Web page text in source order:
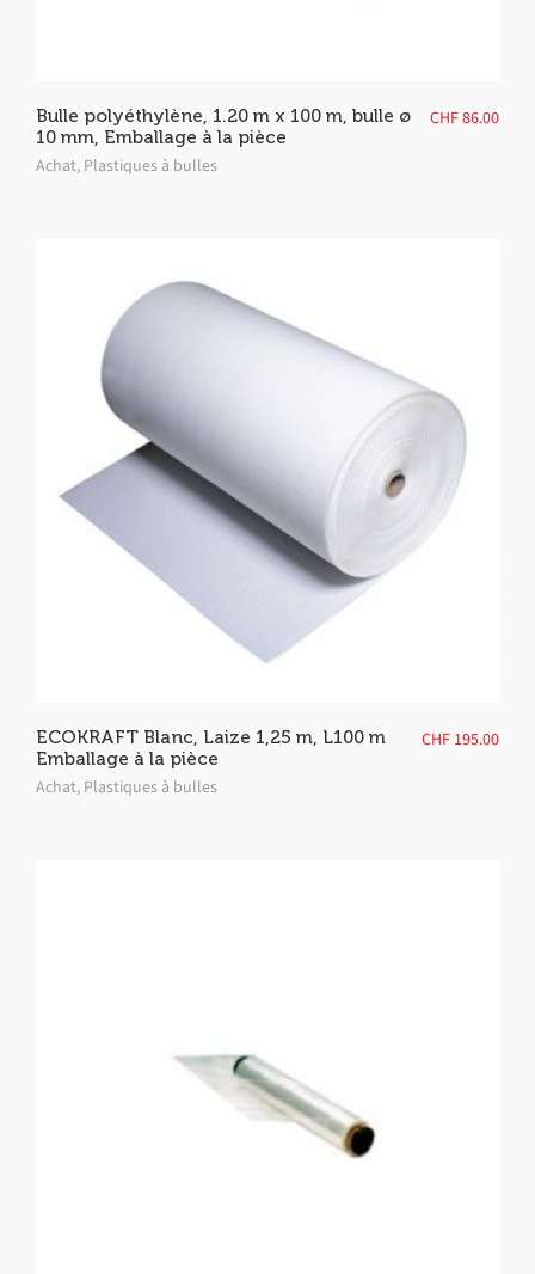
Bulle polyéthylène, 1.20 m x 100 m, bulle ø
10 mm, Emballage à la pièce
Achat, Plastiques à bulles
CHF86.00
ECOKRAFT Blanc, Laize 1,25 m, L100 m
Emballage à la pièce
Achat, Plastiques à bulles
CHF 195.00